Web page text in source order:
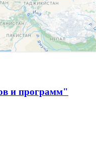
и программ"